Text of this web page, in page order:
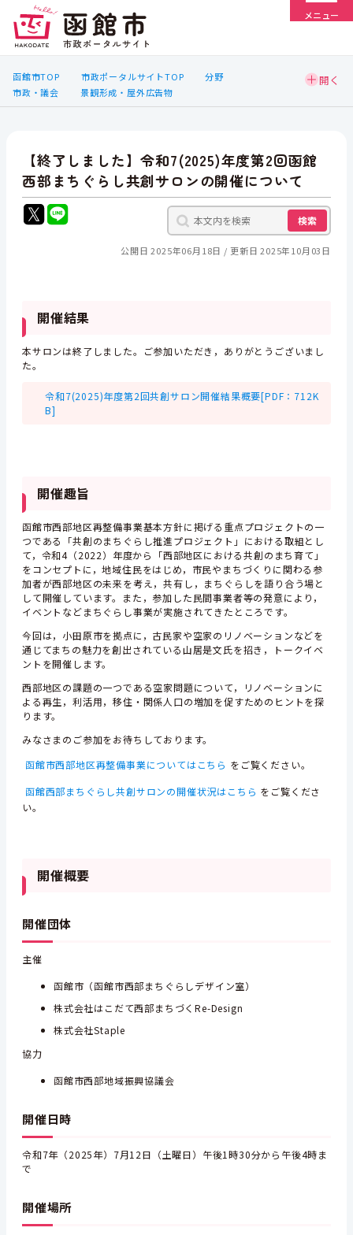
メニュー
函館市TOP 市政ポータルサイトTOP
分野
市政・議会
景観形成・屋外広告物
【終了しました】令和7(2025)年度第2回函館
西部まちぐらし共創サロンの開催について
検索
公開日 2025年06月18日 更新日 2025年10月03日
開催結果
本サロンは終了しました。ご参加いただき，ありがとうございまし
た。
令和7(2025)年度第2回共創サロン開催結果概要[PDF：712K
B]
開催趣旨
函館市西部地区再整備事業基本方針に掲げる重点プロジェクトの一
つである「共創のまちぐらし推進プロジェクト」における取組とし
て，令和4（2022）年度から「西部地区における共創のまち育て」
をコンセプトに，地域住民をはじめ，市民やまちづくりに関わる参
加者が西部地区の未来を考え，共有し，まちぐらしを語り合う場と
して開催しています。また，参加した民間事業者等の発意により，
イベントなどまちぐらし事業が実施されてきたところです。
今回は，小田原市を拠点に，古民家や空家のリノベーションなどを
通じてまちの魅力を創出されている山居是文氏を招き，トークイベ
ントを開催します。
西部地区の課題の一つである空家問題について，リノベーションに
よる再生，利活用，移住・関係人口の増加を促すためのヒントを探
ります。
みなさまのご参加をお待ちしております。
函館市西部地区再整備事業についてはこちら をご覧ください。
函館西部まちぐらし共創サロンの開催状況はこちら をご覧くださ
い。
開催概要
開催団体
主催
函館市（函館市西部まちぐらしデザイン室）
株式会社はこだて西部まちづくRe-Design
株式会社Staple
協力
函館市西部地域振興協議会
開催日時
令和7年（2025年）7月12日（土曜日）午後1時30分から午後4時ま
で
開催場所